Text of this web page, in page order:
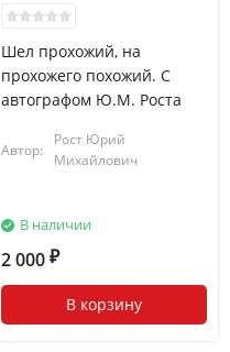
Шел прохожий, на
прохожего похожий. С
автографом Ю.М. Роста
Автор:
Рост Юрий
Михайлович
В наличии
2 000 ₽
В корзину